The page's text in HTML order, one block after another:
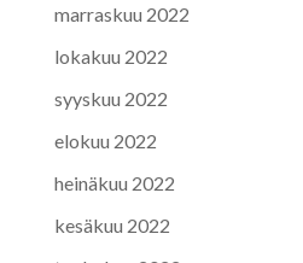
marraskuu 2022
lokakuu 2022
syyskuu 2022
elokuu 2022
heinäkuu 2022
kesäkuu 2022